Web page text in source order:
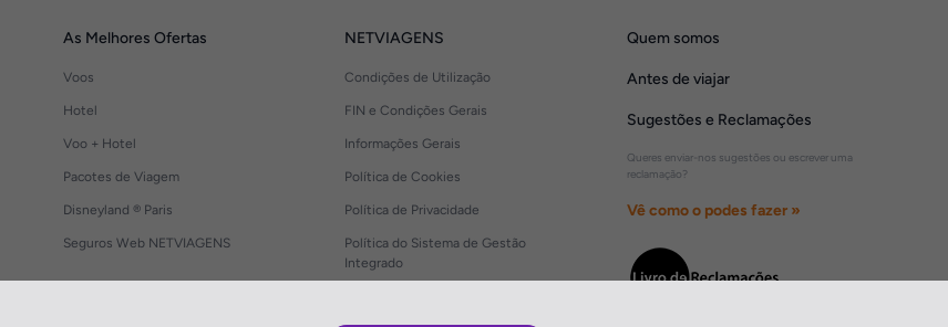
As Melhores Ofertas
Voos
Hotel
Voo + Hotel
Pacotes de Viagem
Disneyland ® Paris
Seguros Web NETVIAGENS
NETVIAGENS
Condições de Utilização
FIN e Condições Gerais
Informações Gerais
Política de Cookies
Política de Privacidade
Política do Sistema de Gestão
Integrado
Quem somos
Antes de viajar
Sugestões e Reclamações
Queres enviar-nos sugestões ou escrever uma
reclamação?
Vê como o podes fazer »